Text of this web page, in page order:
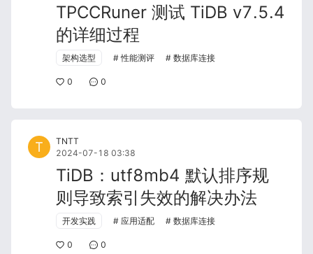
TPCCRuner 测试 TiDB v7.5.4
的详细过程
架构选型 性能测评 数据库连接
0 0
TNTT
2024-07-18 03:38
TiDB：utf8mb4 默认排序规
则导致索引失效的解决办法
开发实践 应用适配 数据库连接
0 0